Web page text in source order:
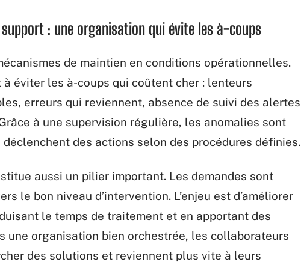
: une organisation qui évite les à-coups
de maintien en conditions opérationnelles.
à éviter les à-coups qui coûtent cher : lenteurs
erreurs qui reviennent, absence de suivi des alertes
à une supervision régulière, les anomalies sont
des actions selon des procédures définies.
aussi un pilier important. Les demandes sont
le bon niveau d’intervention. L’enjeu est d’améliorer
le temps de traitement et en apportant des
une organisation bien orchestrée, les collaborateurs
des solutions et reviennent plus vite à leurs